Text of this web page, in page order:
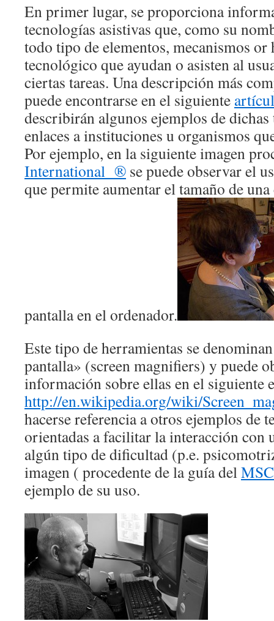
En primer lugar, se proporciona
tecnologías asistivas que, como su
todo tipo de elementos, mecanismos
tecnológico que ayudan o asisten al
ciertas tareas. Una descripción más
puede encontrarse en el siguiente
describirán algunos ejemplos de
enlaces a instituciones u organismos
Por ejemplo, en la siguiente imagen
International ® se puede observar el
que permite aumentar el tamaño de
pantalla en el ordenador.
Este tipo de herramientas se
pantalla» (screen magnifiers) y puede
información sobre ellas en el siguiente
http://en.wikipedia.org/wiki/
hacerse referencia a otros ejemplos de
orientadas a facilitar la interacción con
algún tipo de dificultad (p.e.
imagen ( procedente de la guía del
ejemplo de su uso.